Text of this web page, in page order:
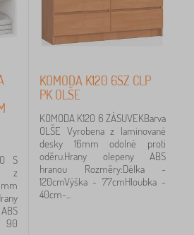
S
z
90
KOMODA K120 6SZ CLP
PK OLŠE
KOMODA K120 6 ZÁSUVEKBarva
OLŠE Vyrobena z laminované
desky 16mm odolné proti
oděru.Hrany olepeny ABS
hranou Rozměry:Délka -
120cmVýška - 77cmHloubka -
40cm-...